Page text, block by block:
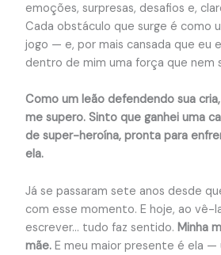
emoções, surpresas, desafios e,
Cada obstáculo que surge é como
jogo — e, por mais cansada que eu
dentro de mim uma força que nem
Como um leão defendendo sua
me supero. Sinto que ganhei uma
de super-heroína, pronta para
ela.
Já se passaram sete anos desde
com esse momento. E hoje, ao vê-
escrever… tudo faz sentido. Minha
mãe.E meu maior presente é ela —